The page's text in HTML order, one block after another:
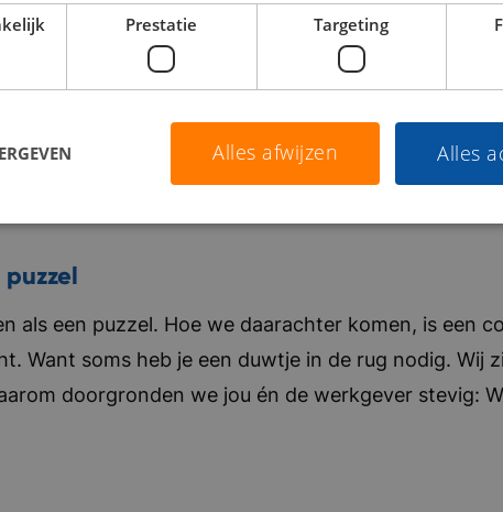
als een puzzel. Hoe we daarachter komen, is een
Want soms heb je een duwtje in de rug nodig. Wij
doorgronden we jou én de werkgever stevig:
Prestatie Targeting
Alles
Alles afwijzen